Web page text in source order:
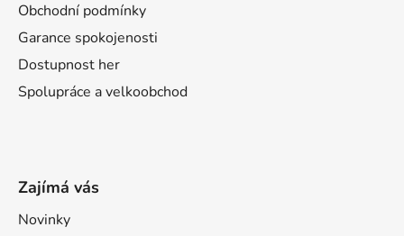
Obchodní podmínky
Garance spokojenosti
Dostupnost her
Spolupráce a velkoobchod
Zajímá vás
Novinky